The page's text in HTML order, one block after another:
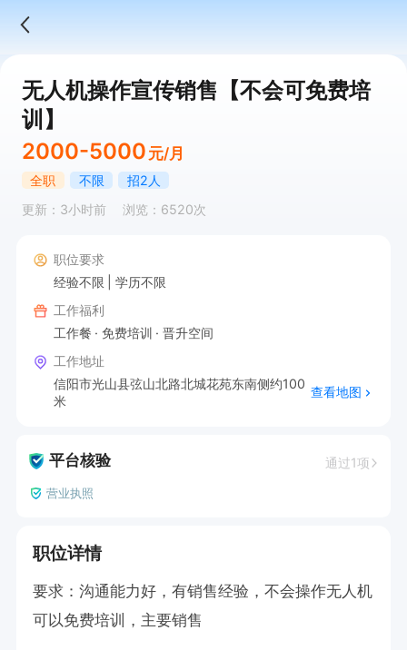
无人机操作宣传销售【不会可免费培
训】
2000-5000 元/月
全职 不限
招2人
更新：3小时前
浏览：6520次
职位要求
经验不限
学历不限
工作福利
工作餐
免费培训
晋升空间
工作地址
信阳市光山县弦山北路北城花苑东南侧约100
米
查看地图
平台核验 通过1项
营业执照
职位详情
要求：沟通能力好，有销售经验，不会操作无人机
可以免费培训，主要销售